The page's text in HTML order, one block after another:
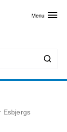
Menu
Esbjergs